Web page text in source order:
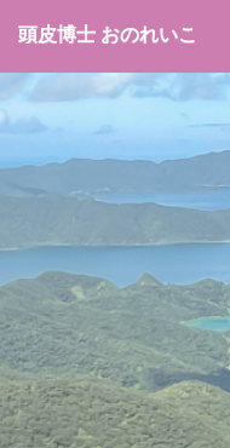
頭皮博士 おのれいこ